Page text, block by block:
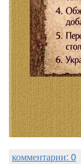
комментарии: 0